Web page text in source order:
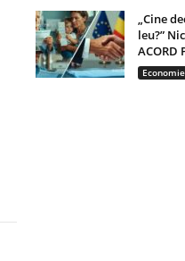
„Cine
leu?”
ACORD
Economie